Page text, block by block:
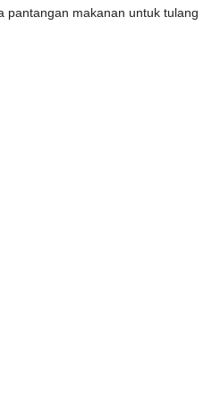
pantangan makanan untuk tulang